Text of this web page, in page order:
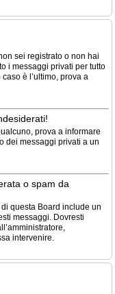
sei registrato o non hai
i messaggi privati per tutto
è l’ultimo, prova a
prova a informare
dei messaggi privati a un
o spam da
questa Board include un
messaggi. Dovresti
intervenire.